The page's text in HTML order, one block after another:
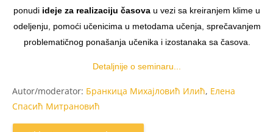
ponudi ideje za realizaciju časova u vezi sa kreiranjem klime u
odeljenju, pomoći učenicima u metodama učenja, sprečavanjem
problematičnog ponašanja učenika i izostanaka sa časova.
Detaljnije o seminaru...
Autor/moderator: Бранкица Михајловић Илић, Елена
Спасић Митрановић